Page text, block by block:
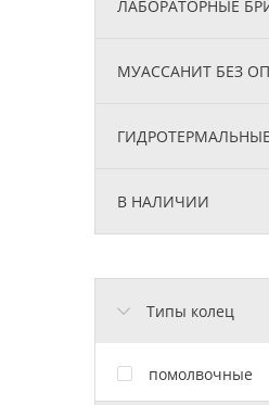
ЛАБОРАТОРНЫЕ
МУАССАНИТ БЕЗ
В НАЛИЧИИ
Типы колец
помолвочные